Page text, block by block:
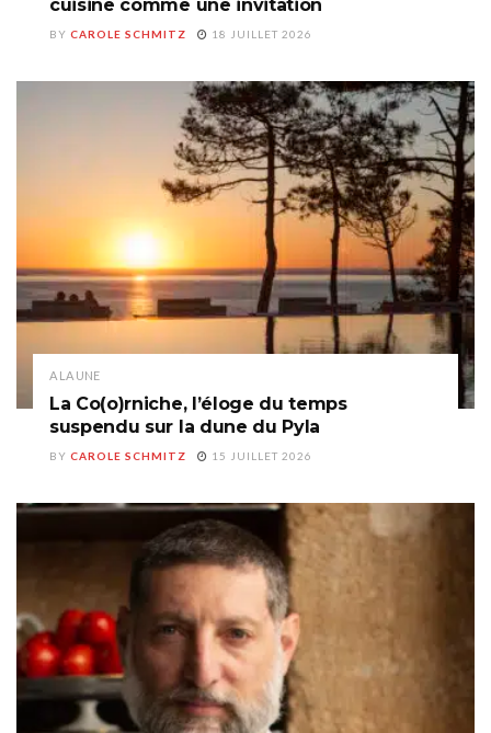
cuisine comme une invitation
BY CAROLE SCHMITZ 18 JUILLET 2026
A LA UNE
La Co(o)rniche, l’éloge du temps
suspendu sur la dune du Pyla
BY CAROLE SCHMITZ 15 JUILLET 2026